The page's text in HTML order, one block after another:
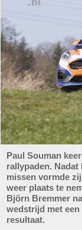
Paul Souman
rallypaden.
missen vormde
weer plaats te
Björn Bremmer
wedstrijd met een
resultaat.